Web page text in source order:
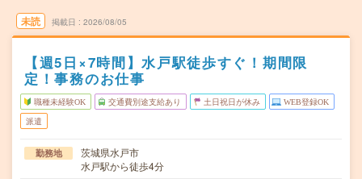
未読 掲載日 2026/08/05
【週5日×7時間】水戸駅徒歩すぐ！期間限
定！事務のお仕事
職種未経験OK 交通費別途支給あり 土日祝日が休み WEB登録OK
派遣
勤務地
茨城県水戸市
水戸駅から徒歩4分